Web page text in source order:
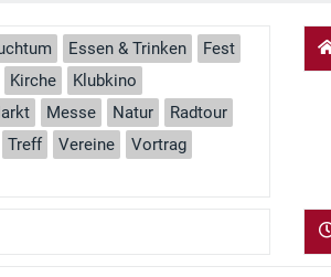
Essen & Trinken
Fest
Kirche
Klubkino
Messe Natur
Radtour
Treff Vereine
Vortrag